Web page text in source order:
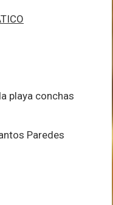
playa conchas
Paredes